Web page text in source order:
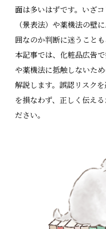
面は多いはずです。いざ
（景表法）や薬機法の壁
囲なのか判断に迷うことも
本記事では、化粧品広告
や薬機法に抵触しないた
解説します。誤認リスク
を損なわず、正しく伝え
ださい。